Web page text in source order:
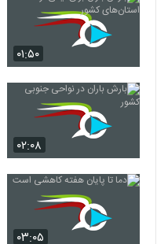
۰۱:۵۰
۰۲:۰۸
۰۳:۰۵